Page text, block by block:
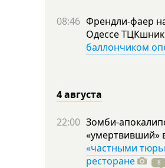
08:46 Френдли-фаер
Одессе ТЦКшник
баллончиком
4 августа
22:00 Зомби-
«умертвивший»
«частными
ресторане
8